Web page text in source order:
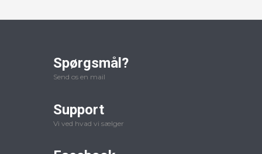
Spørgsmål?
Send os en mail
Support
Vi ved hvad vi sælger